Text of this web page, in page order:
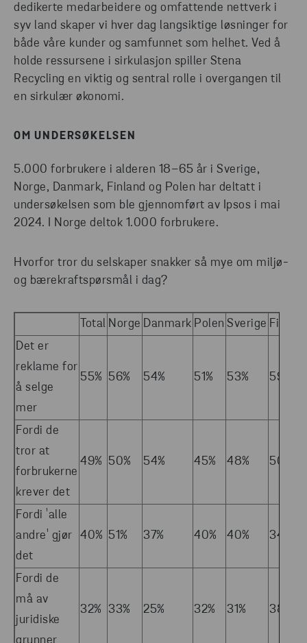
dedikerte medarbeidere og omfattende nettverk i
syv land skaper vi hver dag langsiktige løsninger for
både våre kunder og samfunnet som helhet. Ved å
holde ressursene i sirkulasjon spiller Stena
Recycling en viktig og sentral rolle i overgangen til
en sirkulær økonomi.
OM UNDERSØKELSEN
5.000 forbrukere i alderen 18–65 år i Sverige,
Norge, Danmark, Finland og Polen har deltatt i
undersøkelsen som ble gjennomført av Ipsos i mai
2024. I Norge deltok 1.000 forbrukere.
Hvorfor tror du selskaper snakker så mye om miljø-
og bærekraftspørsmål i dag?
Total Norge Danmark Polen Sverige
Det er
reklame for
å selge
mer
55% 56% 54% 51% 53% 59%
Fordi de
tror at
forbrukerne
krever det
49% 50% 54% 45% 48% 50%
Fordi 'alle
andre' gjør
det
40% 51% 37% 40% 40% 34%
Fordi de
må av
juridiske
32% 33% 25% 32% 31% 38%